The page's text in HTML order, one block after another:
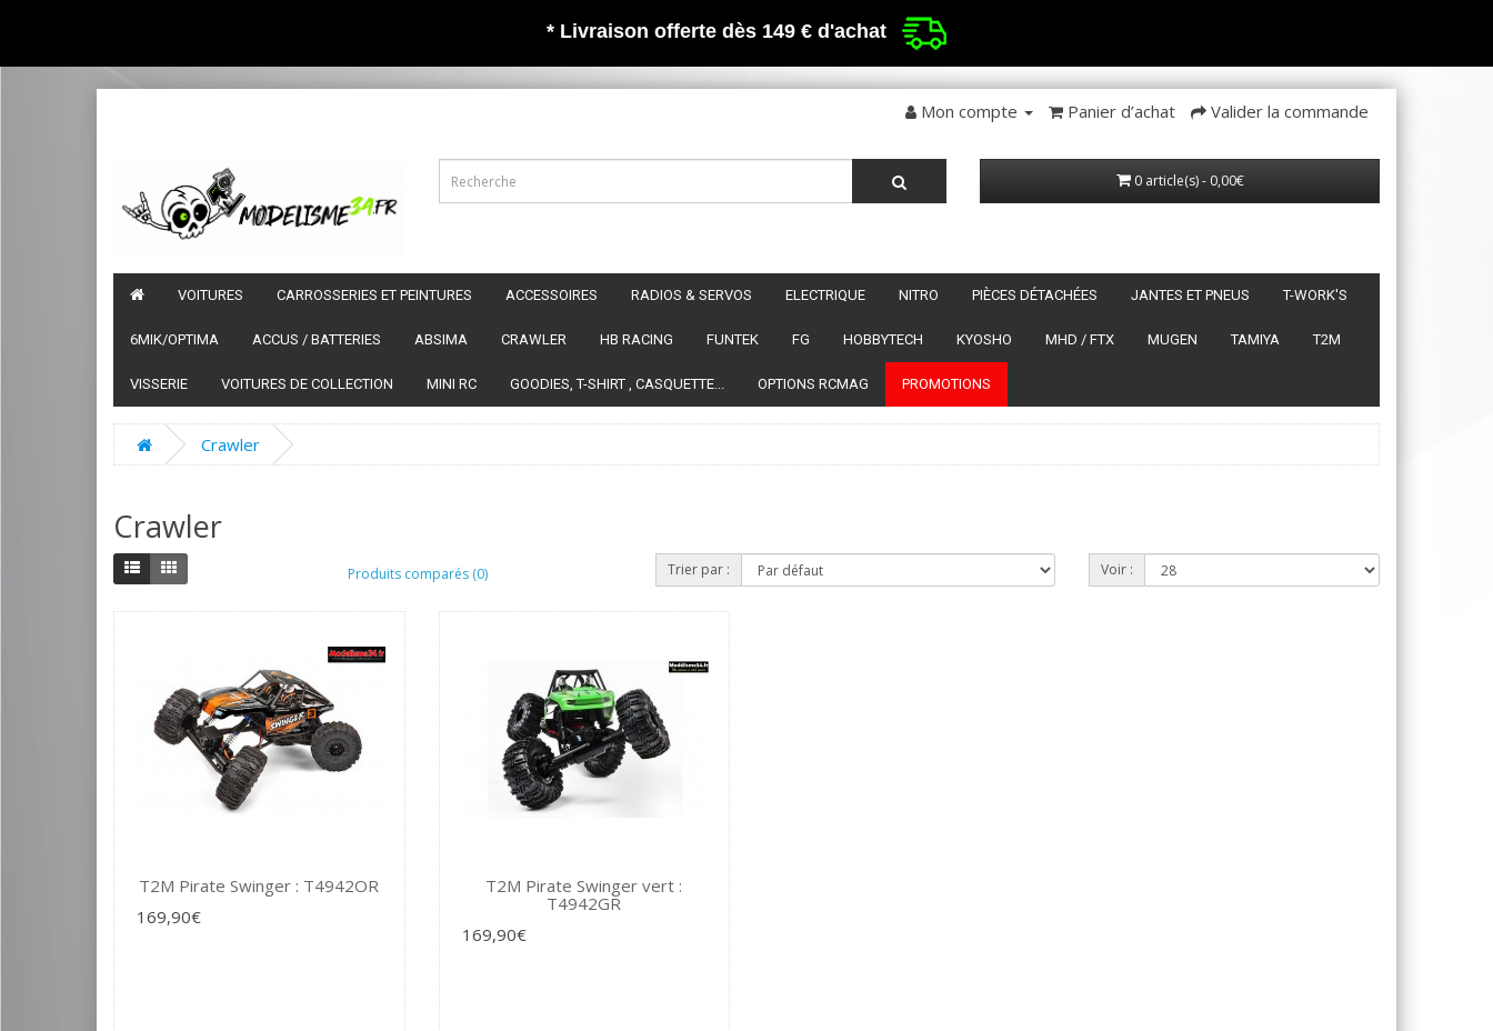
* Livraison offerte dès 149 € d'achat
Mon compte Panier d’achat Valider la commande
0 article(s) - 0,00€
VOITURES CARROSSERIES ET PEINTURES ACCESSOIRES RADIOS & SERVOS ELECTRIQUE NITRO PIÈCES DÉTACHÉES JANTES ET PNEUS T-WORK'S
6MIK/OPTIMA ACCUS / BATTERIES ABSIMA CRAWLER HB RACING FUNTEK FG HOBBYTECH KYOSHO MHD / FTX MUGEN TAMIYA T2M
VISSERIE VOITURES DE COLLECTION MINI RC GOODIES, T-SHIRT , CASQUETTE... OPTIONS RCMAG PROMOTIONS
Crawler
Crawler
Produits comparés (0) Trier par : Voir :
T2M Pirate Swinger : T4942OR
169,90€
T2M Pirate Swinger vert :
T4942GR
169,90€